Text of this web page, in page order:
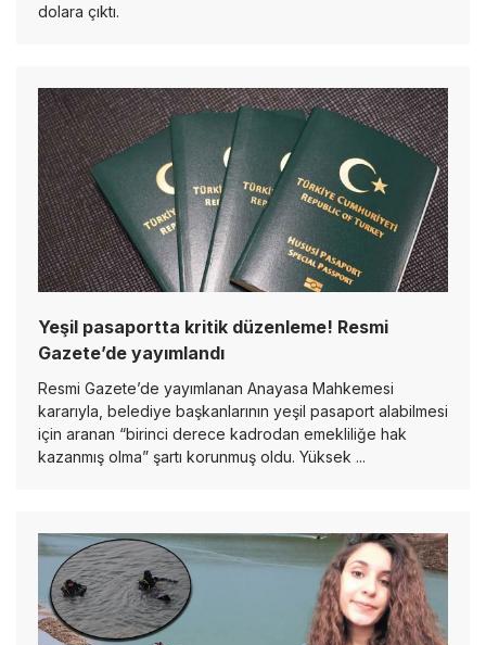
dolara çıktı.
Yeşil pasaportta kritik düzenleme! Resmi
Gazete’de yayımlandı
Resmi Gazete’de yayımlanan Anayasa Mahkemesi
kararıyla, belediye başkanlarının yeşil pasaport alabilmesi
için aranan “birinci derece kadrodan emekliliğe hak
kazanmış olma” şartı korunmuş oldu. Yüksek ...